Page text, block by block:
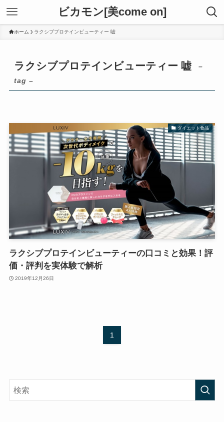
ビカモン[美come on]
ホーム ラクシブプロテインビューティー 嘘
ラクシブプロテインビューティー 嘘
–
tag –
ダイエット食品
ラクシブプロテインビューティーの口コミと効果！評
価・評判を実体験で解析
2019年12月26日
1